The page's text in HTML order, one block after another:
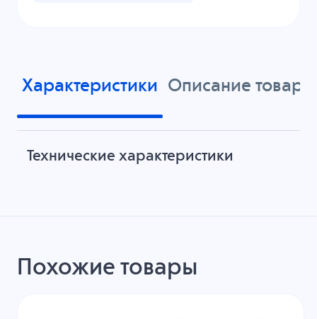
Характеристики Описание товара
Технические характеристики
Похожие товары